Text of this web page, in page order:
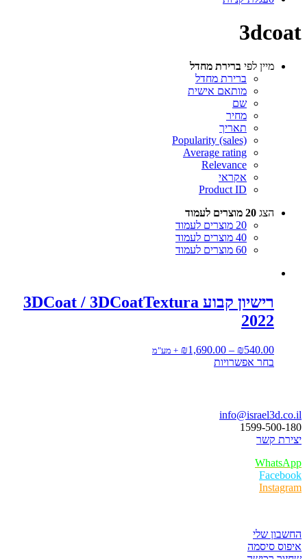
3dcoat
מיין לפי ברירת מחדל
ברירת מחדל
מותאם אישית
שם
מחיר
תאריך
Popularity (sales)
Average rating
Relevance
אקראי
Product ID
הצג 20 מוצרים לעמוד
20 מוצרים לעמוד
40 מוצרים לעמוד
60 מוצרים לעמוד
רישיון קבוע 3DCoat / 3DCoatTextura
2022
₪540.00
–
₪1,690.00
טווח
+ מע"מ
בחר אפשרויות
info@israel3d.co.il
1599-500-180
יצירת קשר
WhatsApp
Facebook
Instagram
החשבון שלי
איפוס סיסמה